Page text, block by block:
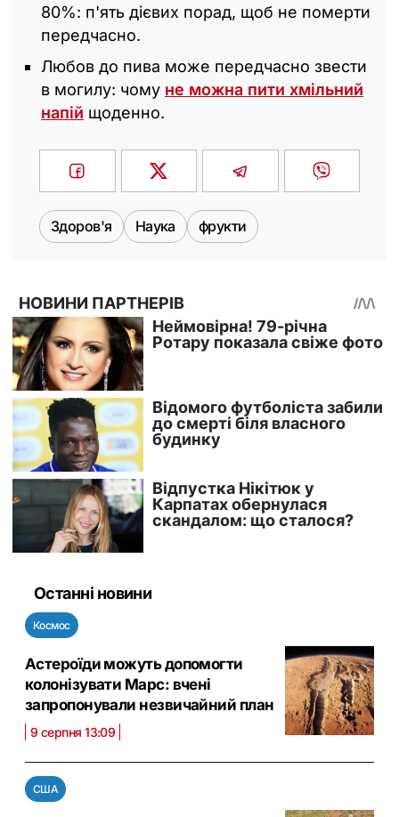
80%: п'ять дієвих порад, щоб не померти
передчасно.
Любов до пива може передчасно звести
в могилу: чому не можна пити хмільний
напій щоденно.
Здоров'я Наука фрукти
Останні новини
Космос
Астероїди можуть допомогти
колонізувати Марс: вчені
запропонували незвичайний план
9 серпня 13:09
США